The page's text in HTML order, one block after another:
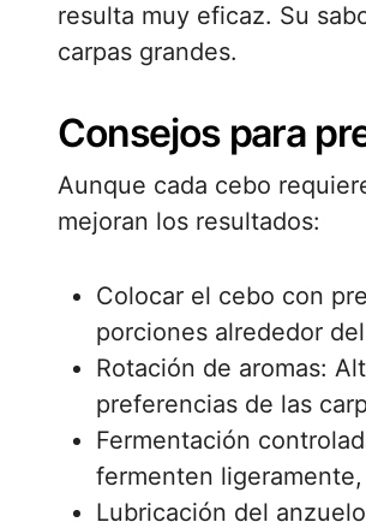
resulta muy eficaz. Su
carpas grandes.
Consejos para
Aunque cada cebo
mejoran los resultados:
Colocar el cebo con
porciones alrededor
Rotación de aromas:
preferencias de las
Fermentación
fermenten
Lubricación del